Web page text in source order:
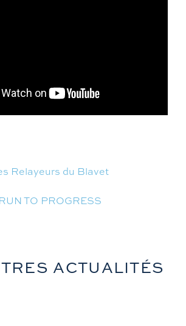
Relayeurs du Blavet
RUN TO PROGRESS
ACTUALITÉS